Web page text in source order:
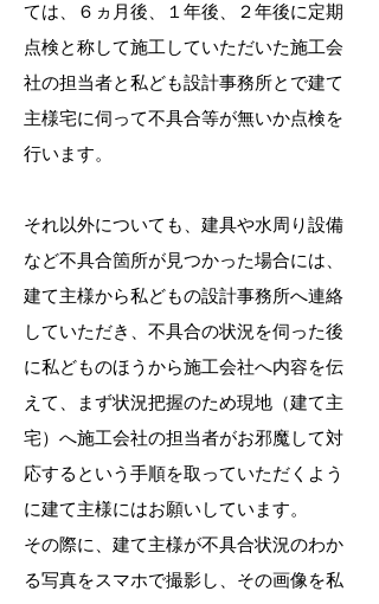
ては、６ヵ月後、１年後、２年後に定期
点検と称して施工していただいた施工会
社の担当者と私ども設計事務所とで建て
主様宅に伺って不具合等が無いか点検を
行います。
それ以外についても、建具や水周り設備
など不具合箇所が見つかった場合には、
建て主様から私どもの設計事務所へ連絡
していただき、不具合の状況を伺った後
に私どものほうから施工会社へ内容を伝
えて、まず状況把握のため現地（建て主
宅）へ施工会社の担当者がお邪魔して対
応するという手順を取っていただくよう
に建て主様にはお願いしています。
その際に、建て主様が不具合状況のわか
る写真をスマホで撮影し、その画像を私